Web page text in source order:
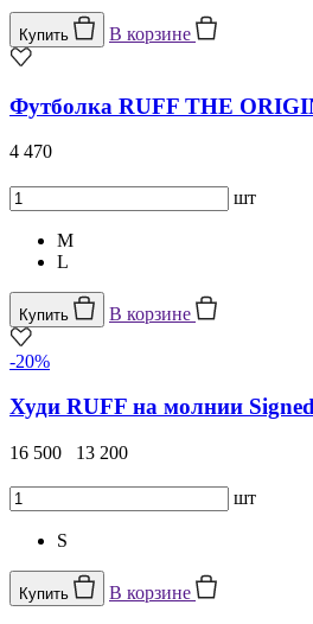
Купить В корзине
Футболка RUFF THE
4 470
шт
M
L
Купить В корзине
-20%
Худи RUFF на молнии
16 500 13 200
шт
S
Купить В корзине